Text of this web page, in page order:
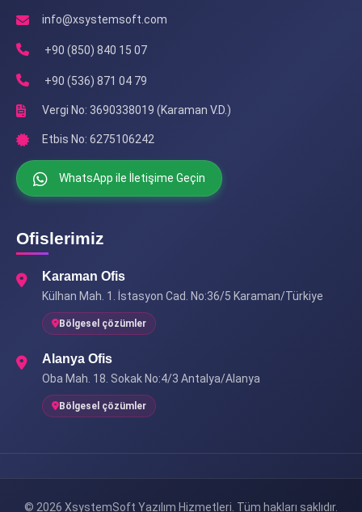
info@xsystemsoft.com
+90 (850) 840 15 07
+90 (536) 871 04 79
Vergi No: 3690338019 (Karaman V.D.)
Etbis No: 6275106242
WhatsApp ile İletişime Geçin
Ofislerimiz
Karaman Ofis
Külhan Mah. 1. İstasyon Cad. No:36/5 Karaman/Türkiye
Bölgesel çözümler
Alanya Ofis
Oba Mah. 18. Sokak No:4/3 Antalya/Alanya
Bölgesel çözümler
© 2026 XsystemSoft Yazılım Hizmetleri. Tüm hakları saklıdır.